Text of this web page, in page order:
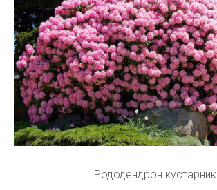
Рододендрон кустарник